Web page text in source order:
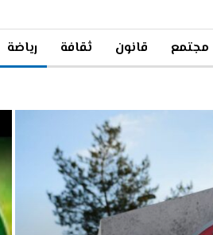
مجتمع قانون ثقافة رياضة